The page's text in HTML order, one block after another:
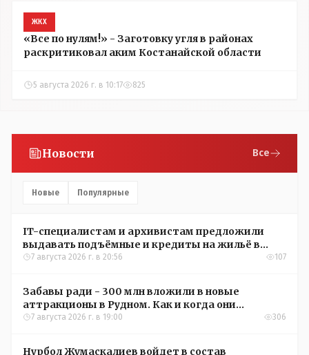
ЖКХ
«Все по нулям!» - Заготовку угля в районах
раскритиковал аким Костанайской области
5 августа 2026 г. в 10:17 825
Новости Все
Новые Популярные
IT-специалистам и архивистам предложили
выдавать подъёмные и кредиты на жильё в
сёлах Казахстана
7 августа 2026 г. в 20:56 107
Забавы ради - 300 млн вложили в новые
аттракционы в Рудном. Как и когда они
окупятся?
7 августа 2026 г. в 19:00 306
Нурбол Жумаскалиев войдет в состав